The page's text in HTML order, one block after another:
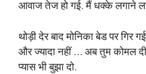
आवाज तेज हो गई. मैं धक्के लगाने
थोड़ी देर बाद मोनिका बेड पर
और ज्यादा नहीं … अब तुम कोमल
प्यास भी बुझा दो.